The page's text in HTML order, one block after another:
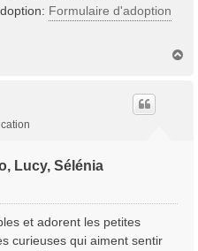
Formulaire d'adoption
Lucy, Sélénia
et adorent les petites
curieuses qui aiment sentir